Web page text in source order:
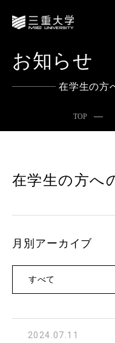
お知らせ
在学生の方
TOP
2024.07.11
在学生の方へ
月別アーカイブ
すべて